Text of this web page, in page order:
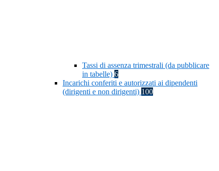
Tassi di assenza trimestrali (da pubblicare
in tabelle) 6
Incarichi conferiti e autorizzati ai dipendenti
(dirigenti e non dirigenti) 100